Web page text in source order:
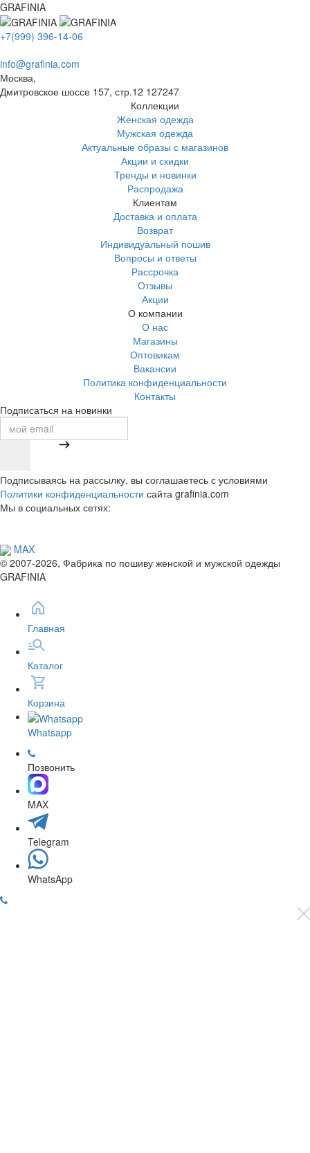
GRAFINIA
+7(999) 396-14-06
info@grafinia.com
Москва,
Дмитровское шоссе 157, стр.12 127247
Коллекции
Женская одежда
Мужская одежда
Актуальные образы с магазинов
Акции и скидки
Тренды и новинки
Распродажа
Клиентам
Доставка и оплата
Возврат
Индивидуальный пошив
Вопросы и ответы
Рассрочка
Отзывы
Акции
О компании
О нас
Магазины
Оптовикам
Вакансии
Политика конфиденциальности
Контакты
Подписаться на новинки
Подписываясь на рассылку, вы соглашаетесь с условиями
Политики конфиденциальности сайта grafinia.com
Мы в социальных сетях:
MAX
© 2007-2026, Фабрика по пошиву женской и мужской одежды
GRAFINIA
Главная
Каталог
Корзина
Whatsapp
Позвонить
MAX
Telegram
WhatsApp